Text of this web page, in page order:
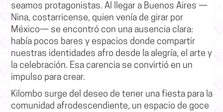
seamos protagonistas. Al llegar a Buenos Aires —
Nina, costarricense, quien venía de girar por
México— se encontró con una ausencia clara:
había pocos bares y espacios donde compartir
nuestras identidades afro desde la alegría, el arte y
la celebración. Esa carencia se convirtió en un
impulso para crear.
Kilombo surge del deseo de tener una fiesta para la
comunidad afrodescendiente, un espacio de goce